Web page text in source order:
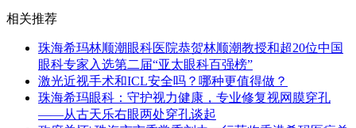
相关推荐
珠海希玛林顺潮眼科医院恭贺林顺潮教授和超20位中国
眼科专家入选第二届“亚太眼科百强榜”
激光近视手术和ICL安全吗？哪种更值得做？
珠海希玛眼科：守护视力健康，专业修复视网膜穿孔
——从古天乐右眼两处穿孔谈起